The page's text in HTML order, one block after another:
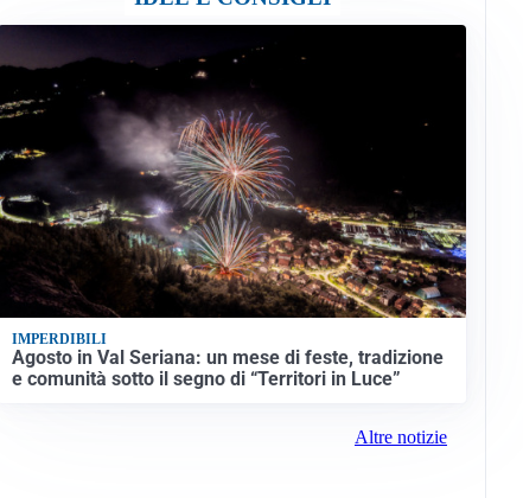
IMPERDIBILI
Agosto in Val Seriana: un mese di feste, tradizione
e comunità sotto il segno di “Territori in Luce”
Altre notizie